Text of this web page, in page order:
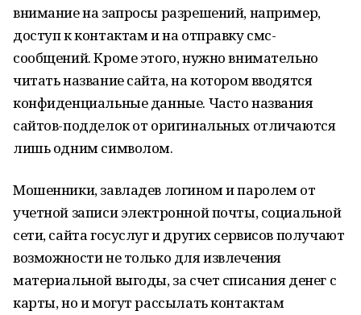
внимание на запросы разрешений, например,
доступ к контактам и на отправку смс-
сообщений. Кроме этого, нужно внимательно
читать название сайта, на котором вводятся
конфиденциальные данные. Часто названия
сайтов-подделок от оригинальных отличаются
лишь одним символом.
Мошенники, завладев логином и паролем от
учетной записи электронной почты, социальной
сети, сайта госуслуг и других сервисов получают
возможности не только для извлечения
материальной выгоды, за счет списания денег с
карты, но и могут рассылать контактам